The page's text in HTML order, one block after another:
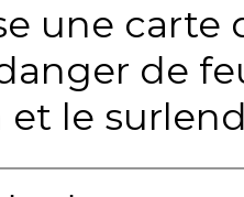
une
de
le